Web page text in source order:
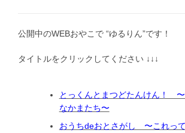
公開中のWEBおやこで “ゆるりん”です！
タイトルをクリックしてください ↓↓↓
とっくんとまつどたんけん！
なかまたち〜
おうちdeおとさがし 〜これっ